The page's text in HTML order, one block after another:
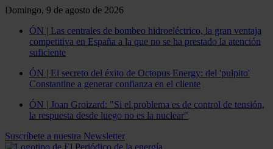
Domingo, 9 de agosto de 2026
ÓN | Las centrales de bombeo hidroeléctrico, la gran ventaja
competitiva en España a la que no se ha prestado la atención
suficiente
ÓN | El secreto del éxito de Octopus Energy: del 'pulpito'
Constantine a generar confianza en el cliente
ÓN | Joan Groizard: "Si el problema es de control de tensión,
la respuesta desde luego no es la nuclear"
Suscríbete a nuestra Newsletter